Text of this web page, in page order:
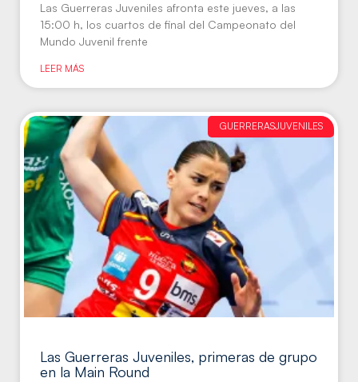
Las Guerreras Juveniles afronta este jueves, a las
15:00 h, los cuartos de final del Campeonato del
Mundo Juvenil frente
LEER MÁS
GUERRERASJUVENILES
Las Guerreras Juveniles, primeras de grupo
en la Main Round